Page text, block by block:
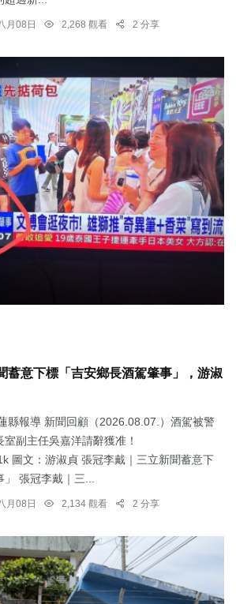
月08日 2,268 觀看 2 分享
蓄意下標「吉安鄉長酒駕肇事」，游淑
縣報導 新聞回顧（2026.08.07.）酒駕被警
副主任吳嘉洋請辭獲准！
圖文：游淑貞 張冠李戴｜三立新聞蓄意下
」 張冠李戴｜三...
月08日 2,134 觀看 2 分享